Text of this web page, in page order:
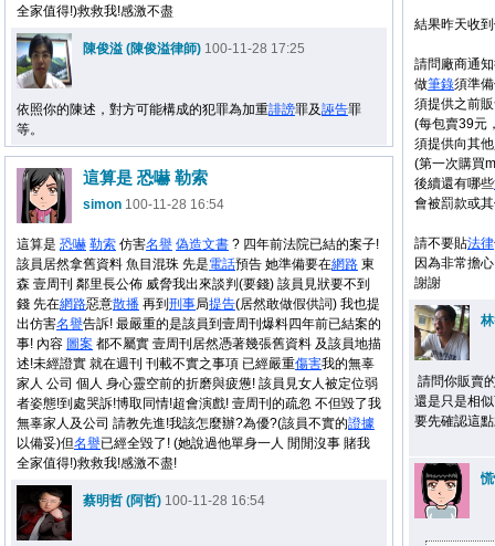
結果昨天收
請問廠商通
做筆錄須準
須提供之前
(每包賣39元
須提供向其
(第一次購買
後續還有哪些
會被罰款或
請不要貼法律
因為非常擔
謝謝
請問你販賣
還是只是相
要先確認這
全家值得!)救救我!感激不盡
陳俊溢 (陳俊溢律師) 100-11-28 17:25
依照你的陳述，對方可能構成的犯罪為加重誹謗罪及誣告罪
等。
這算是 恐嚇 勒索
simon 100-11-28 16:54
這算是 恐嚇 勒索 仿害名譽 偽造文書 ? 四年前法院已結的案子!
該員居然拿舊資料 魚目混珠 先是電話預告 她準備要在網路 東
森 壹周刊 鄰里長公佈 威脅我出來談判(要錢) 該員見狀要不到
錢 先在網路惡意散播 再到 刑事局提告(居然敢做假供詞) 我也提
出仿害名譽告訴! 最嚴重的是該員到壹周刊爆料四年前已結案的
事! 內容 圖案 都不屬實 壹周刊居然憑著幾張舊資料 及該員地描
述!未經證實 就在週刊 刊載不實之事項 已經嚴重傷害我的無辜
家人 公司 個人 身心靈空前的折磨與疲憊! 該員見女人被定位弱
者姿態!到處哭訴!博取同情!超會演戲! 壹周刊的疏忽 不但毀了我
無辜家人及公司 請教先進!我該怎麼辦?為優?(該員不實的證據
以備妥)但名譽已經全毀了! (她說過他單身一人 閒閒沒事 賭我
全家值得!)救救我!感激不盡!
蔡明哲 (阿哲) 100-11-28 16:54